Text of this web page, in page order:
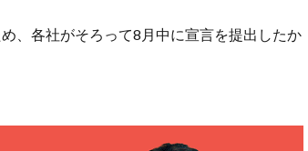
、各社がそろって8月中に宣言を提出したか